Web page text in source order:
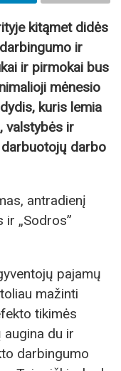
kitąmet didės
ir
ir pirmokai bus
mėnesio
kuris lemia
valstybės ir
darbo
antradienį
„Sodros”
pajamų
mažinti
tikimės
du ir
darbingumo